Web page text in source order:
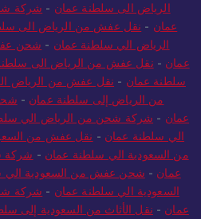
الرياض الى سلطنة عمان - شركة
عمان - نقل عفش من الرياض الى
الرياض الي سلطنة عمان - شحن
عمان - نقل عفش من الرياض الى
سلطنة عمان - نقل عفش من الرياض
من الرياض إلى سلطنة عمان -
عمان - شركة شحن من الرياض الي
الي سلطنة عمان - نقل عفش من
من السعودية الي سلطنة عمان - شركة
عمان - شحن عفش من السعودية الي
السعودية الي سلطنة عمان - شركة
عمان - نقل الأثاث من السعودية إلى